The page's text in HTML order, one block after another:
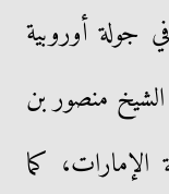
جولة أوروبية
منصور بن
كما